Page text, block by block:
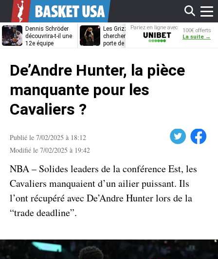
Dennis Schröder
découvrira-t-il une
12e équipe
Les Grizzlies
cherchent déjà une
porte de sortie
Dwane Casey
bientôt coach
Pariez en ligne avec
Unibet
100€ offerts
La suite →
De’Andre Hunter, la pièce
manquante pour les
Cavaliers ?
Publié le 7/02/2025 à 18:12
Modifié le 7/02/2025 à 19:42
Facebook
NBA – Solides leaders de la conférence Est, les
Cavaliers manquaient d’un ailier puissant. Ils
l’ont récupéré avec De’Andre Hunter lors de la
“trade deadline”.